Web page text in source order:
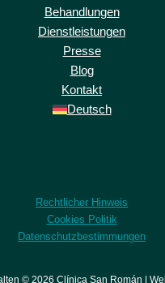
Behandlungen
Dienstleistungen
Presse
Blog
Kontakt
Deutsch
Rechtlicher Hinweis
Cookies Politik
Datenschutzbestimmungen
© 2026 Clínica San Román |